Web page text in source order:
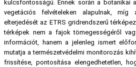
kulcsfontosságú. Ennek során a botanikai
vegetációs felvételeken alapulnak,
elterjedését az ETRS gridrendszerű
térképek nem a fajok tömegességéről
információt, hanem a jelenleg ismert
mutatja a természetvédelmi monitorozás
frissítése, pontosítása elengedhetetlen,